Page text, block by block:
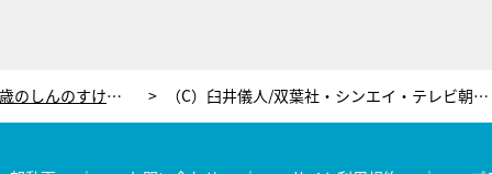
野原家がタイムトラベル！5歳のしんのすけ×5歳のひろし、時空を超えて夢の共演 （C）臼井儀人/双葉社・シンエイ・テレビ朝日・ＡＤＫ